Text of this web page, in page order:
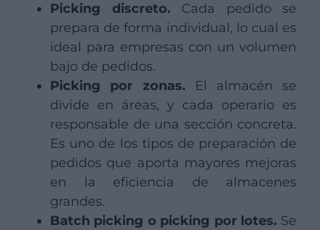
Picking discreto. Cada pedido se
prepara de forma individual, lo cual es
ideal para empresas con un volumen
bajo de pedidos.
Picking por zonas.
El almacén se
divide en áreas, y cada operario es
responsable de una sección concreta.
Es uno de los tipos de preparación de
pedidos que aporta mayores mejoras
en la eficiencia de almacenes
grandes.
Batch picking o picking por lotes. Se